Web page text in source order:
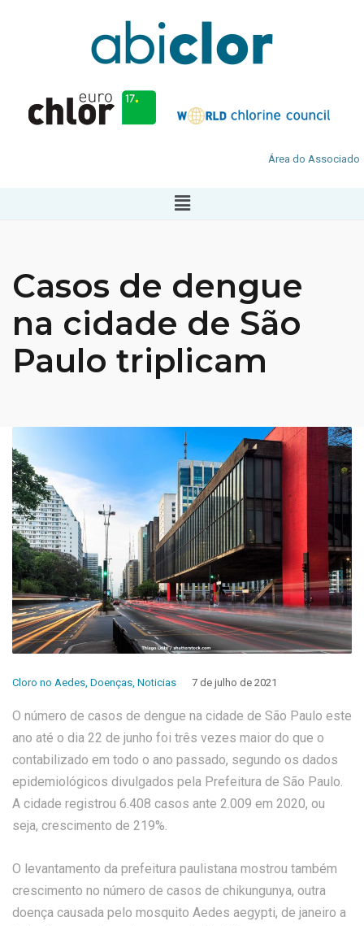
Área do Associado
Casos de dengue
na cidade de São
Paulo triplicam
Cloro no Aedes, Doenças, Noticias 7 de julho de 2021
O número de casos de dengue na cidade de São Paulo este
ano até o dia 22 de junho foi três vezes maior do que o
contabilizado em todo o ano passado, segundo os dados
epidemiológicos divulgados pela Prefeitura de São Paulo.
A cidade registrou 6.408 casos ante 2.009 em 2020, ou
seja, crescimento de 219%.
O levantamento da prefeitura paulistana mostrou também
crescimento no número de casos de chikungunya, outra
doença causada pelo mosquito Aedes aegypti, de janeiro a